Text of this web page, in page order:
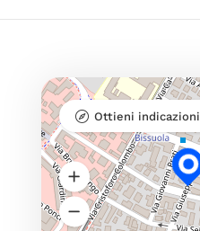
Ottieni indicazioni